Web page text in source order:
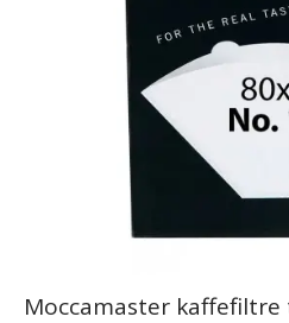
Moccamaster kaffefiltre